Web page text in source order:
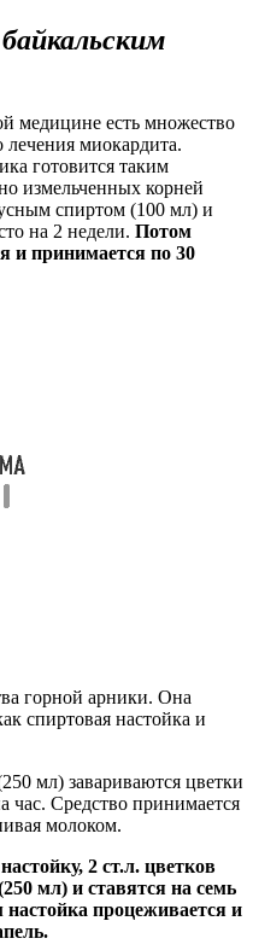
медицине есть множество
лечения миокардита.
готовится таким
измельченных корней
спиртом (100 мл) и
на 2 недели. Потом
и принимается по 30
горной арники. Она
спиртовая настойка и
мл) завариваются цветки
час. Средство принимается
молоком.
2 ст.л. цветков
мл) и ставятся на семь
процеживается и